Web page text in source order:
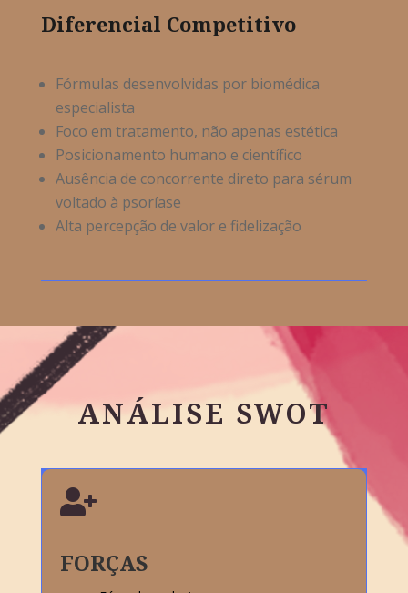
Diferencial Competitivo
Fórmulas desenvolvidas por biomédica
especialista
Foco em tratamento, não apenas estética
Posicionamento humano e científico
Ausência de concorrente direto para sérum
voltado à psoríase
Alta percepção de valor e fidelização
ANÁLISE SWOT

FORÇAS